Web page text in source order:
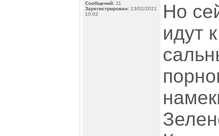
Сообщений: 11
Зарегистрирован: 13/02/2021
10:02
Но
идут